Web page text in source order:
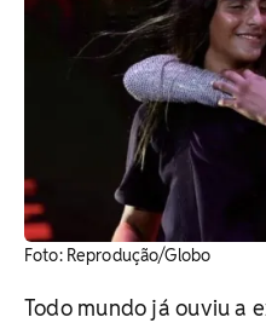
Foto: Reprodução/Globo
Todo mundo já ouviu a